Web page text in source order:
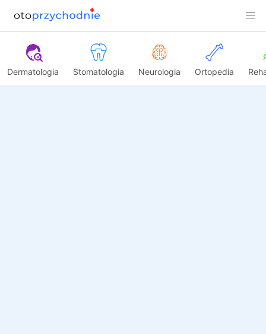
Dermatologia Stomatologia Neurologia Ortopedia